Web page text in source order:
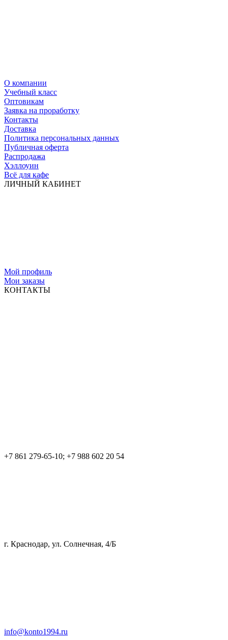
О компании
Учебный класс
Оптовикам
Заявка на проработку
Контакты
Доставка
Политика персональных данных
Публичная оферта
Распродажа
Хэллоуин
Всё для кафе
ЛИЧНЫЙ КАБИНЕТ
Мой профиль
Мои заказы
КОНТАКТЫ
+7 861 279-65-10; +7 988 602 20 54
г. Краснодар, ул. Солнечная, 4/Б
info@konto1994.ru